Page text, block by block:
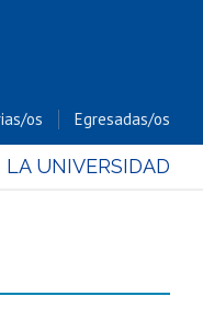
os Egresadas/os
LA UNIVERSIDAD